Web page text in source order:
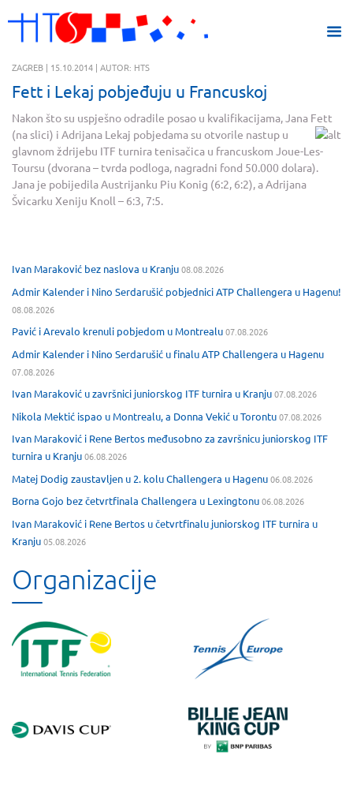
ZAGREB | 15.10.2014 | AUTOR: HTS
Fett i Lekaj pobjeđuju u Francuskoj
Nakon što su uspješno odradile posao u kvalifikacijama, Jana Fett
(na slici) i Adrijana Lekaj pobjedama su otvorile nastup u
glavnom ždrijebu ITF turnira tenisačica u francuskom Joue-Les-
Toursu (dvorana – tvrda podloga, nagradni fond 50.000 dolara).
Jana je pobijedila Austrijanku Piu Konig (6:2, 6:2), a Adrijana
Švicarku Xeniju Knoll – 6:3, 7:5.
Ivan Maraković bez naslova u Kranju08.08.2026
Admir Kalender i Nino Serdarušić pobjednici ATP Challengera u Hagenu!
08.08.2026
Pavić i Arevalo krenuli pobjedom u Montrealu07.08.2026
Admir Kalender i Nino Serdarušić u finalu ATP Challengera u Hagenu
07.08.2026
Ivan Maraković u završnici juniorskog ITF turnira u Kranju07.08.2026
Nikola Mektić ispao u Montrealu, a Donna Vekić u Torontu07.08.2026
Ivan Maraković i Rene Bertos međusobno za završnicu juniorskog ITF
turnira u Kranju06.08.2026
Matej Dodig zaustavljen u 2. kolu Challengera u Hagenu06.08.2026
Borna Gojo bez četvrtfinala Challengera u Lexingtonu06.08.2026
Ivan Maraković i Rene Bertos u četvrtfinalu juniorskog ITF turnira u
Kranju05.08.2026
Organizacije